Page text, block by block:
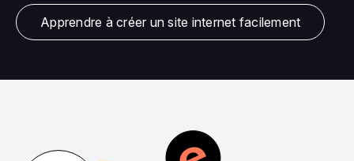
Apprendre à créer un site internet facilement